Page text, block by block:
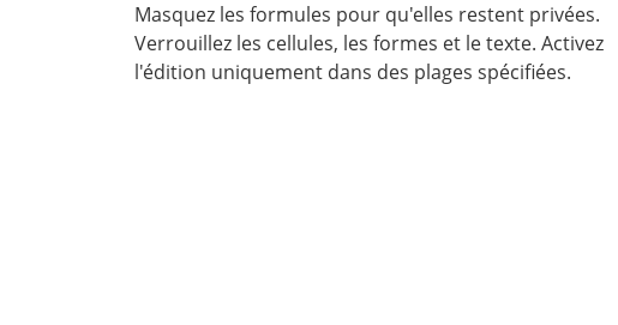
Masquez les formules pour qu'elles restent privées.
Verrouillez les cellules, les formes et le texte. Activez
l'édition uniquement dans des plages spécifiées.